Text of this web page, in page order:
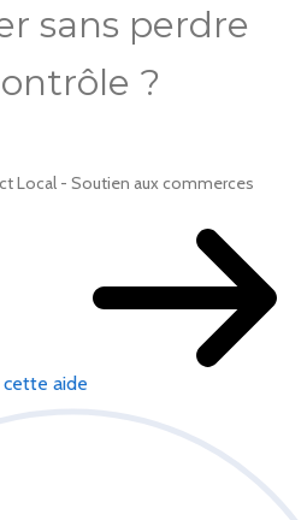
sans perdre
?
Local - Soutien aux commerces
aide